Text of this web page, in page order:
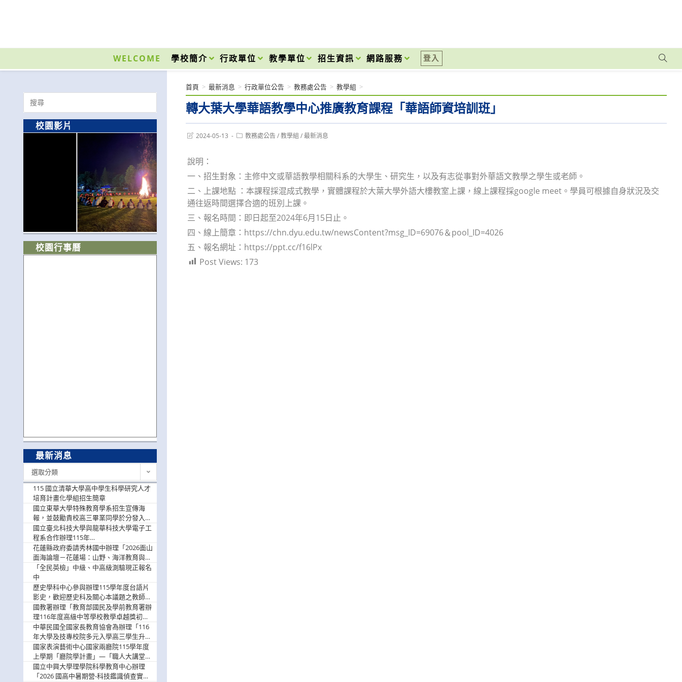
內
WELCOME 學校簡介 行政單位 教學單位 招生資訊 網路服務 登入
轉大葉大學華語教學中心推廣教育課程「華語師資培訓班」
首頁 > 最新消息 > 行政單位公告 > 教務處公告 > 教學組 >
Post2024-05-13
Post教務處公告 / 教學組 / 最新消息
說明：
一、招生對象：主修中文或華語教學相關科系的大學生、研究生，以及有志從事對外華語文教學之學生或老師。
二、上課地點 ：本課程採混成式教學，實體課程於大葉大學外語大樓教室上課，線上課程採google meet。學員可根據自身狀況及交
通往返時間選擇合適的班別上課。
三、報名時間：即日起至2024年6月15日止。
四、線上簡章：https://chn.dyu.edu.tw/newsContent?msg_ID=69076＆pool_ID=4026
五、報名網址：https://ppt.cc/f16lPx
Post Views: 173
Search
for:
校園影片
校園行事曆
最新消息
選取分類
115 國立清華大學高中學生科學研究人才
培育計畫化學組招生簡章
國立東華大學特殊教育學系招生宣傳海
報，並鼓勵貴校高三畢業同學於分發入學
階段踴躍選填。
國立臺北科技大學與龍華科技大學電子工
程系合作辦理115年
「115.08.10~08.12「AI賦能應用於智慧半
導體研習營」，歡迎學生踴躍報名參加
花蓮縣政府委請秀林國中辦理「2026面山
面海論壇－花蓮場：山野、海洋教育與戶
外安全實務課程」，歡迎踴躍報名參加
「全民英檢」中級、中高級測驗現正報名
中
歷史學科中心參與辦理115學年度台語片
影史，歡迎歷史科及關心本議題之教師踴
躍報名參加
國教署辦理「教育部國民及學前教育署辦
理116年度高級中等學校教學卓越獎初選
實施計畫」，鼓勵教師踴躍報名
中華民國全國家長教育協會為辦理「116
年大學及技專校院多元入學高三學生升學
輔導家長說明會」
國家表演藝術中心國家兩廳院115學年度
上學期「廳院學計畫」—「職人大講堂」
及「一日體驗課程」，鼓勵踴躍報名參
與。
國立中興大學理學院科學教育中心辦理
「2026 國高中暑期營-科技鑑識偵查實戰